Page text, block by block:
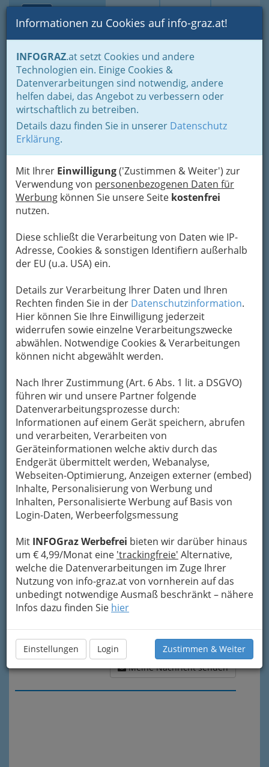
Suche Login Toggle
Informationen zu Cookies auf info-graz.at!
INFOGRAZ.at setzt Cookies und andere
Technologien ein. Einige Cookies &
Datenverarbeitungen sind notwendig, andere
helfen dabei, das Angebot zu verbessern oder
wirtschaftlich zu betreiben.
Details dazu finden Sie in unserer Datenschutz
Erklärung.
Mit Ihrer Einwilligung('Zustimmen & Weiter') zur
Verwendung von personenbezogenen Daten für
Werbung können Sie unsere Seite kostenfrei
nutzen.
Diese schließt die Verarbeitung von Daten wie IP-
Adresse, Cookies & sonstigen Identifiern außerhalb
der EU (u.a. USA) ein.
Details zur Verarbeitung Ihrer Daten und Ihren
Rechten finden Sie in der Datenschutzinformation.
Hier können Sie Ihre Einwilligung jederzeit
widerrufen sowie einzelne Verarbeitungszwecke
abwählen. Notwendige Cookies & Verarbeitungen
können nicht abgewählt werden.
Nach Ihrer Zustimmung (Art. 6 Abs. 1 lit. a DSGVO)
führen wir und unsere Partner folgende
Datenverarbeitungsprozesse durch:
Informationen auf einem Gerät speichern, abrufen
und verarbeiten, Verarbeiten von
Geräteinformationen welche aktiv durch das
Endgerät übermittelt werden, Webanalyse,
Webseiten-Optimierung, Anzeigen externer (embed)
Inhalte, Personalisierung von Werbung und
Inhalten, Personalisierte Werbung auf Basis von
Login-Daten, Werbeerfolgsmessung
Mit INFOGraz Werbefrei bieten wir darüber hinaus
um € 4,99/Monat eine 'trackingfreie' Alternative,
welche die Datenverarbeitungen im Zuge Ihrer
Nutzung von info-graz.at von vornherein auf das
unbedingt notwendige Ausmaß beschränkt – nähere
Infos dazu finden Sie hier
Einstellungen Login Zustimmen & Weiter
Home
Gastronomie
Gastronomie: Toprestaurants & Gasthäuser
Gaststätten - Gasthäuser - Gasthöfe
Orhan Buhurcu Pizzeria San
Daniele
Grabenstraße 60, 8010 Graz
Karte
Karte anzeigen
Kontaktaufnahme
Um die Info-Graz Firmenvor Spam-Mails zu
bewahren, verwenden wir an dieser Stelle zur
Übermittlung Ihrer Nachricht ein sicheres
Formular. Ihre Nachricht wird nach dem
Absenden umgehend per Mail an das
Unternehmen Orhan Buhurcu Pizzeria San
Mein Name
Meine Email Adresse
Mein Betreff
Meine Nachricht senden